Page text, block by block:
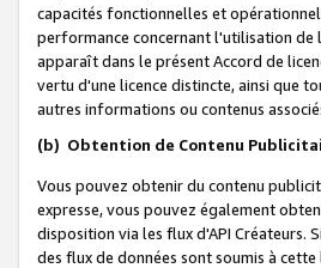
capacités fonctionnelles et
performance concernant l'utilisation de
apparaît dans le présent Accord de
vertu d'une licence distincte, ainsi que
autres informations ou contenus
(b) Obtention de Contenu
Vous pouvez obtenir du contenu
expresse, vous pouvez également
disposition via les flux d'API Créateurs.
des flux de données sont soumis à cette